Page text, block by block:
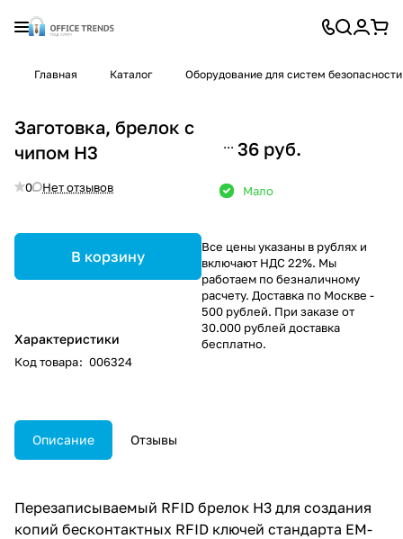
Главная Каталог Оборудование для систем безопасности
Заготовка, брелок с
чипом H3
0 Нет отзывов
В корзину
Характеристики
Код товара: 006324
36 руб.
Мало
Все цены указаны в рублях и
включают НДС 22%. Мы
работаем по безналичному
расчету. Доставка по Москве -
500 рублей. При заказе от
30.000 рублей доставка
бесплатно.
Описание Отзывы
Перезаписываемый RFID брелок Н3 для создания
копий бесконтактных RFID ключей стандарта EM-